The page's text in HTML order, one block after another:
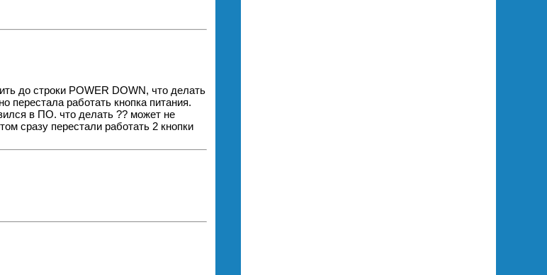
до строки POWER DOWN, что делать
перестала работать кнопка питания.
в ПО. что делать ?? может не
сразу перестали работать 2 кнопки